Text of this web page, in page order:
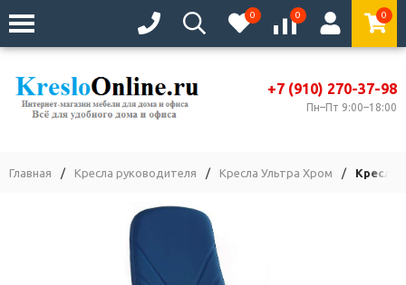
0 0 0
+7 (910) 270-37-98
Пн–Пт 9:00–18:00
Главная / Кресла руководителя / Кресла Ультра Хром / Кресло